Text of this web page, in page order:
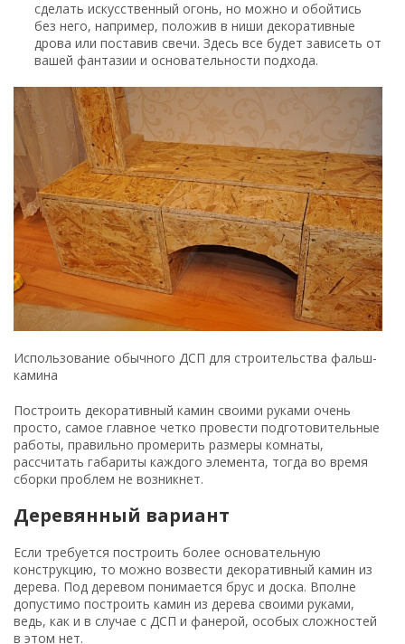
сделать искусственный огонь, но можно и обойтись
без него, например, положив в ниши декоративные
дрова или поставив свечи. Здесь все будет зависеть от
вашей фантазии и основательности подхода.
Использование обычного ДСП для строительства фальш-
камина
Построить декоративный камин своими руками очень
просто, самое главное четко провести подготовительные
работы, правильно промерить размеры комнаты,
рассчитать габариты каждого элемента, тогда во время
сборки проблем не возникнет.
Деревянный вариант
Если требуется построить более основательную
конструкцию, то можно возвести декоративный камин из
дерева. Под деревом понимается брус и доска. Вполне
допустимо построить камин из дерева своими руками,
ведь, как и в случае с ДСП и фанерой, особых сложностей
в этом нет.